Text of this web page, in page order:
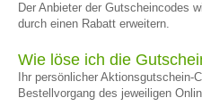
Der Anbieter der Gutscheincodes
durch einen Rabatt erweitern.
Wie löse ich die
Ihr persönlicher Aktionsgutschein-
Bestellvorgang des jeweiligen